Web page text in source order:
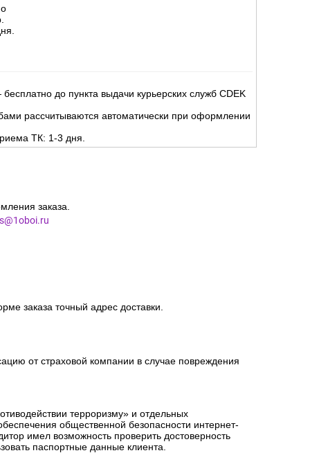
до пункта выдачи курьерских служб CDEK
рассчитываются автоматически при оформлении
ТК: 1-3 дня.
заказа.
заказа точный адрес доставки.
от страховой компании в случае повреждения
терроризму» и отдельных
общественной безопасности интернет-
имел возможность проверить достоверность
паспортные данные клиента.